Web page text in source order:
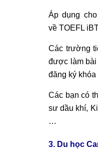
Áp dụng
về TOEFL
Các trường
được làm bài
đăng ký
Các bạn có
sư dầu khí,
…
3. Du học